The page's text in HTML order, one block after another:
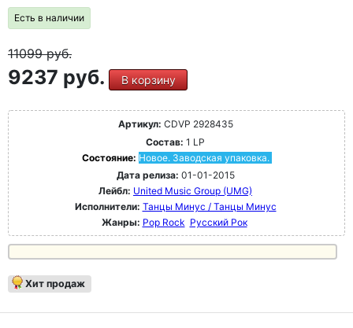
Есть в наличии
11099руб.
9237 руб. В корзину
Артикул: CDVP 2928435
Состав: 1 LP
Состояние: Новое. Заводская упаковка.
Дата релиза: 01-01-2015
Лейбл: United Music Group (UMG)
Исполнители: Танцы Минус / Танцы Минус
Жанры: Pop Rock Русский Рок
Хит продаж